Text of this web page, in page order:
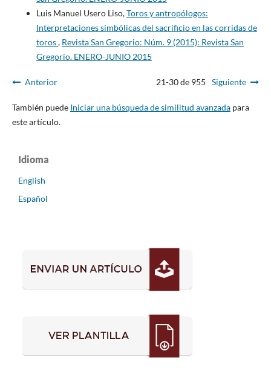
Luis Manuel Usero Liso,Toros y antropólogos:
Interpretaciones simbólicas del sacrificio en las corridas de
toros, Revista San Gregorio: Núm. 9 (2015): Revista San
Gregorio. ENERO-JUNIO 2015
Anterior 21-30 de 955 Siguiente
También puede Iniciar una búsqueda de similitud avanzadapara
este artículo.
Idioma
English
Español